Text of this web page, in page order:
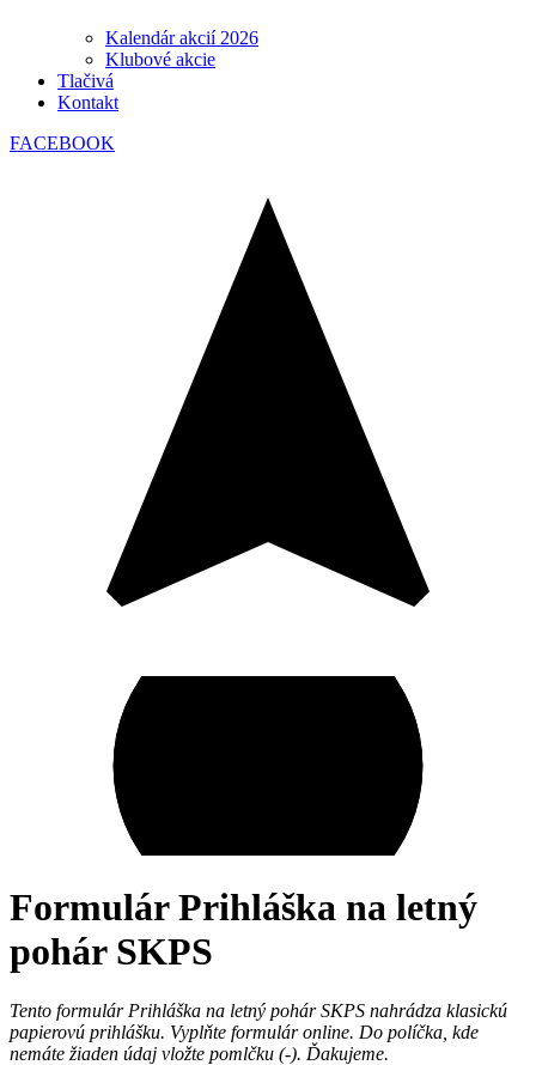
Kalendár akcií 2026
Klubové akcie
Tlačivá
Kontakt
FACEBOOK
Formulár Prihláška na letný
pohár SKPS
Tento formulár Prihláška na letný pohár SKPS nahrádza klasickú
papierovú prihlášku. Vyplňte formulár online. Do políčka, kde
nemáte žiaden údaj vložte pomlčku (-). Ďakujeme.